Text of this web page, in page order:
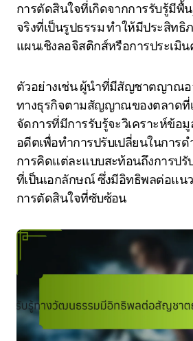
การตัดสินใจที่เกิดจากการรับรู้มีพื้
จริงที่เป็นรูปธรรม ทำให้มีประสิทธิ
แผนเชิงลอจิสติกส์หรือการประเมิน
ตัวอย่างเช่น ผู้นำที่มีสัญชาตญาณอ
ทางธุรกิจตามสัญญาณของตลาดที่
จัดการที่มีการรับรู้จะวิเคราะห์ข้อ
อดีตเพื่อทำการปรับเปลี่ยนในการด
การคิดแต่ละแบบสะท้อนถึงการปรั
ที่เป็นเอกลักษณ์ ซึ่งมีอิทธิพลต่อแน
การตัดสินใจที่ซับซ้อน